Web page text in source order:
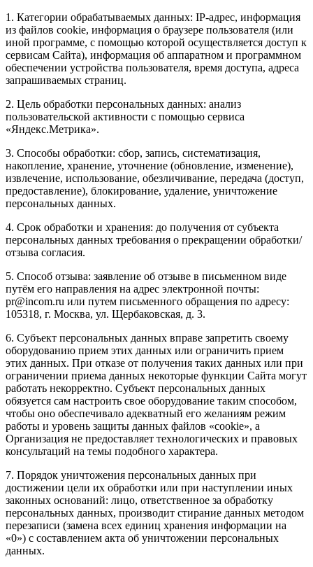
1. Категории обрабатываемых данных: IP-адрес, информация
из файлов cookie, информация о браузере пользователя (или
иной программе, с помощью которой осуществляется доступ к
сервисам Сайта), информация об аппаратном и программном
обеспечении устройства пользователя, время доступа, адреса
запрашиваемых страниц.
2. Цель обработки персональных данных: анализ
пользовательской активности с помощью сервиса
«Яндекс.Метрика».
3. Способы обработки: сбор, запись, систематизация,
накопление, хранение, уточнение (обновление, изменение),
извлечение, использование, обезличивание, передача (доступ,
предоставление), блокирование, удаление, уничтожение
персональных данных.
4. Срок обработки и хранения: до получения от субъекта
персональных данных требования о прекращении обработки/
отзыва согласия.
5. Способ отзыва: заявление об отзыве в письменном виде
путём его направления на адрес электронной почты:
pr@incom.ru или путем письменного обращения по адресу:
105318, г. Москва, ул. Щербаковская, д. 3.
6. Субъект персональных данных вправе запретить своему
оборудованию прием этих данных или ограничить прием
этих данных. При отказе от получения таких данных или при
ограничении приема данных некоторые функции Сайта могут
работать некорректно. Субъект персональных данных
обязуется сам настроить свое оборудование таким способом,
чтобы оно обеспечивало адекватный его желаниям режим
работы и уровень защиты данных файлов «cookie», а
Организация не предоставляет технологических и правовых
консультаций на темы подобного характера.
7. Порядок уничтожения персональных данных при
достижении цели их обработки или при наступлении иных
законных оснований: лицо, ответственное за обработку
персональных данных, производит стирание данных методом
перезаписи (замена всех единиц хранения информации на
«0») с составлением акта об уничтожении персональных
данных.